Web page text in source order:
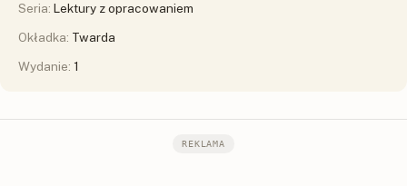
Seria: Lektury z opracowaniem
Okładka: Twarda
Wydanie: 1
REKLAMA